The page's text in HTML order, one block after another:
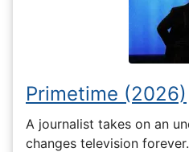
Primetime (2026)
A journalist takes on an
changes television forever.